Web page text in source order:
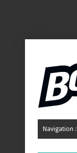
Navigation :